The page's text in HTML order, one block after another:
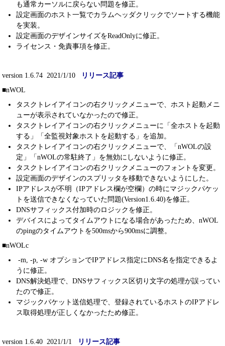
も通常カーソルに戻らない問題を修正。
設定画面のホスト一覧でカラムヘッダクリックでソートする機能
を実装。
設定画面のデザインサイズをReadOnlyに修正。
ライセンス・免責事項を修正。
version 1.6.74 2021/1/10
リリース記事
■nWOL
タスクトレイアイコンの右クリックメニューで、ホスト起動メニ
ューが表示されていなかったので修正。
タスクトレイアイコンの右クリックメニューに「全ホストを起動
する」「全監視対象ホストを起動する」を追加。
タスクトレイアイコンの右クリックメニューで、「nWOLの設
定」「nWOLの常駐終了」を無効にしないように修正。
タスクトレイアイコンの右クリックメニューのフォントを変更。
設定画面のデザインのスプリッタを移動できないようにした。
IPアドレスが不明（IPアドレス欄が空欄）の時にマジックパケッ
トを送信できなくなっていた問題(Version1.6.40)を修正。
DNSサフィックス付加時のロジックを修正。
デバイスによってタイムアウトになる場合があったため、nWOL
のpingのタイムアウトを500msから900msに調整。
■nWOLc
-m, -p, -w オプションでIPアドレス指定にDNS名を指定できるよ
うに修正。
DNS解決処理で、DNSサフィックス区切り文字の処理が誤ってい
たので修正。
マジックパケット送信処理で、登録されているホストのIPアドレ
ス取得処理が正しくなかったため修正。
version 1.6.40 2021/1/1 リリース記事